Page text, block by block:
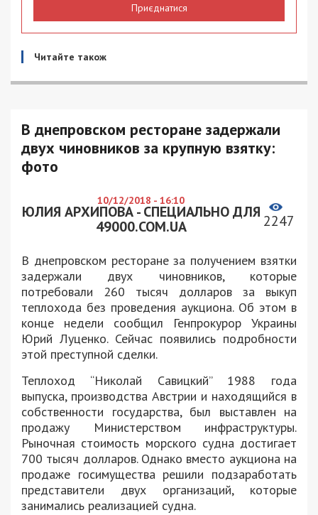
Приєднатися
Читайте також
В днепровском ресторане задержали
двух чиновников за крупную взятку:
фото
10/12/2018 - 16:10
ЮЛИЯ АРХИПОВА - СПЕЦИАЛЬНО ДЛЯ
49000.COM.UA
2247
В днепровском ресторане за получением взятки
задержали двух чиновников, которые
потребовали 260 тысяч долларов за выкуп
теплохода без проведения аукциона. Об этом в
конце недели сообщил Генпрокурор Украины
Юрий Луценко. Сейчас появились подробности
этой преступной сделки.
Теплоход “Николай Савицкий” 1988 года
выпуска, производства Австрии и находящийся в
собственности государства, был выставлен на
продажу Министерством инфраструктуры.
Рыночная стоимость морского судна достигает
700 тысяч долларов. Однако вместо аукциона на
продаже госимущества решили подзаработать
представители двух организаций, которые
занимались реализацией судна.